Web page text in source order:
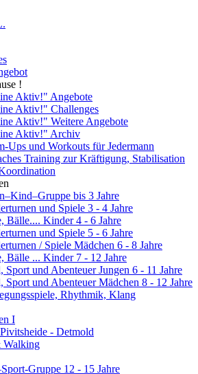
!
Aktiv!" Angebote
Aktiv!" Challenges
Aktiv!" Weitere Angebote
Aktiv!" Archiv
Ups und Workouts für Jedermann
Training zur Kräftigung, Stabilisation
bis 3 Jahre
und Spiele 3 - 4 Jahre
Bälle.... Kinder 4 - 6 Jahre
und Spiele 5 - 6 Jahre
/ Spiele Mädchen 6 - 8 Jahre
Bälle ... Kinder 7 - 12 Jahre
Sport und Abenteuer Jungen 6 - 11 Jahre
Sport und Abenteuer Mädchen 8 - 12 Jahre
Rhythmik, Klang
I
- Detmold
Gruppe 12 - 15 Jahre